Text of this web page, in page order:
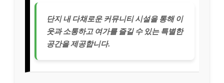
단지 내 다채로운 커뮤니티 시설을 통해 이
웃과 소통하고 여가를 즐길 수 있는 특별한
공간을 제공합니다.